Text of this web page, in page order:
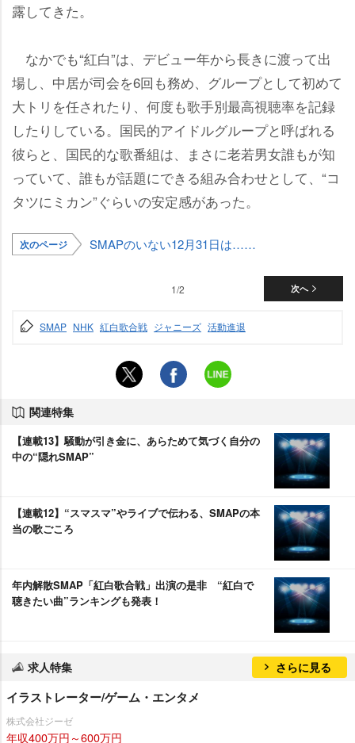
露してきた。
なかでも“紅白”は、デビュー年から長きに渡って出
場し、中居が司会を6回も務め、グループとして初めて
大トリを任されたり、何度も歌手別最高視聴率を記録
したりしている。国民的アイドルグループと呼ばれる
彼らと、国民的な歌番組は、まさに老若男女誰もが知
っていて、誰もが話題にできる組み合わせとして、“コ
タツにミカン”ぐらいの安定感があった。
次のページ SMAPのいない12月31日は……
次へ
1/2
SMAP NHK 紅白歌合戦 ジャニーズ 活動進退
関連特集
【連載13】騒動が引き金に、あらためて気づく自分の
中の“隠れSMAP”
【連載12】“スマスマ”やライブで伝わる、SMAPの本
当の歌ごころ
年内解散SMAP「紅白歌合戦」出演の是非 “紅白で
聴きたい曲”ランキングも発表！
求人特集 さらに見る
イラストレーター/ゲーム・エンタメ
株式会社ジーゼ
年収400万円～600万円